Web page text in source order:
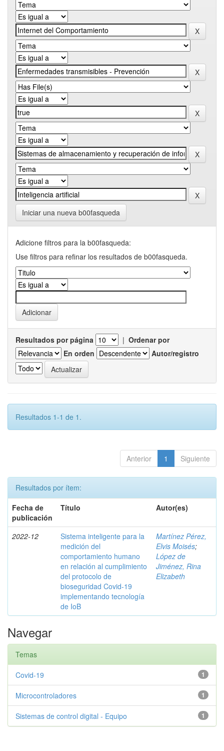
Iniciar una nueva b00fasqueda
Adicione filtros para la b00fasqueda:
Use filtros para refinar los resultados de b00fasqueda.
Resultados por página | Ordenar por
En orden
Autor/registro
Resultados 1-1 de 1.
Anterior 1 Siguiente
Resultados por ítem:
Fecha de
publicación
Título Autor(es)
2022-12
Sistema inteligente para la
medición del
comportamiento humano
en relación al cumplimiento
del protocolo de
bioseguridad Covid-19
implementando tecnología
de IoB
Martínez Pérez,
Elvis Moisés;
López de
Jiménez, Rina
Elizabeth
Navegar
Temas
1
Covid-19
1
Microcontroladores
1
Sistemas de control digital - Equipo